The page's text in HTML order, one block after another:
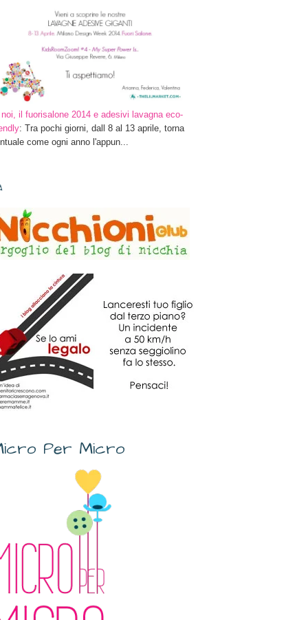
il fuorisalone 2014 e adesivi lavagna eco-
: Tra pochi giorni, dall 8 al 13 aprile, torna
come ogni anno l'appun...
Per Micro